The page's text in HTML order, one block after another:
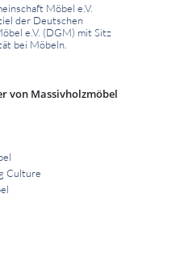
Möbel e.V.
der Deutschen
e.V. (DGM) mit Sitz
bei Möbeln.
von Massivholzmöbel
Culture